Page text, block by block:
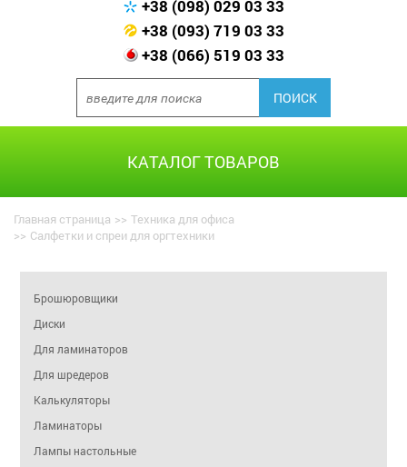
+38 (098) 029 03 33
+38 (093) 719 03 33
+38 (066) 519 03 33
КАТАЛОГ ТОВАРОВ
Главная страница >> Техника для офиса
>> Салфетки и спреи для оргтехники
Брошюровщики
Диски
Для ламинаторов
Для шредеров
Калькуляторы
Ламинаторы
Лампы настольные